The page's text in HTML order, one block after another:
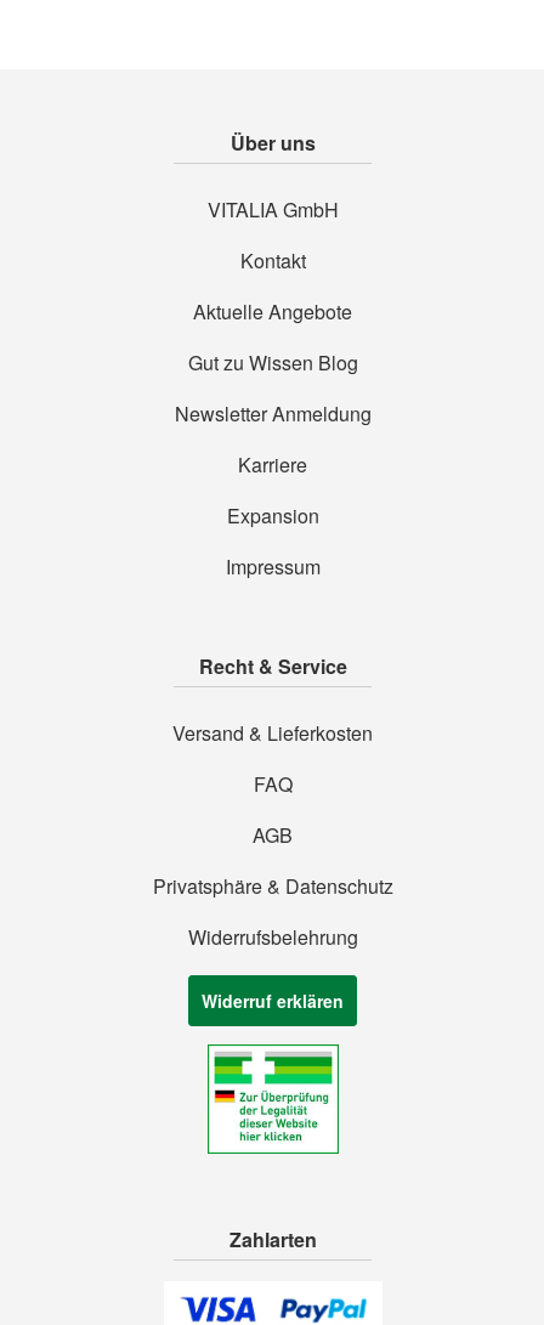
Über uns
VITALIA GmbH
Kontakt
Aktuelle Angebote
Gut zu Wissen Blog
Newsletter Anmeldung
Karriere
Expansion
Impressum
Recht & Service
Versand & Lieferkosten
FAQ
AGB
Privatsphäre & Datenschutz
Widerrufsbelehrung
Widerruf erklären
Zahlarten